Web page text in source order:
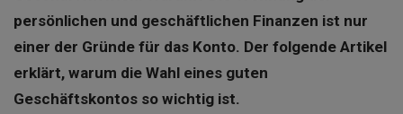
persönlichen und geschäftlichen Finanzen ist nur
einer der Gründe für das Konto. Der folgende Artikel
erklärt, warum die Wahl eines guten
Geschäftskontos so wichtig ist.